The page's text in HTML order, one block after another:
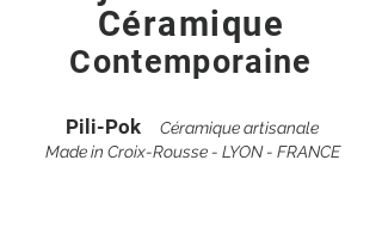
Céramique
Contemporaine
Pili-Pok
Céramique artisanale
Made in Croix-Rousse - LYON - FRANCE